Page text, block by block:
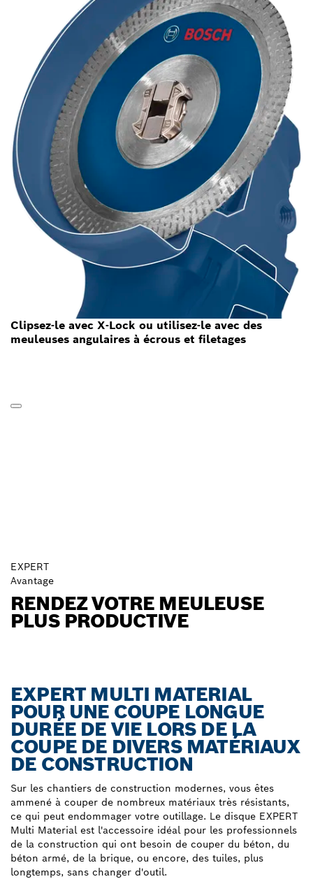
Clipsez-le avec X-Lock ou utilisez-le avec des
meuleuses angulaires à écrous et filetages
EXPERT
Avantage
RENDEZ VOTRE MEULEUSE
PLUS PRODUCTIVE
EXPERT MULTI MATERIAL
POUR UNE COUPE LONGUE
DURÉE DE VIE LORS DE LA
COUPE DE DIVERS MATÉRIAUX
DE CONSTRUCTION
Sur les chantiers de construction modernes, vous êtes
ammené à couper de nombreux matériaux très résistants,
ce qui peut endommager votre outillage. Le disque EXPERT
Multi Material est l'accessoire idéal pour les professionnels
de la construction qui ont besoin de couper du béton, du
béton armé, de la brique, ou encore, des tuiles, plus
longtemps, sans changer d'outil.